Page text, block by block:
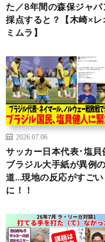
た／8年間の森保ジャパ
採点すると？【木崎×レ
ミムラ】
2026.07.06
サッカー日本代表･塩貝
ブラジル大手紙が異例
道…現地の反応がすごい
に！！